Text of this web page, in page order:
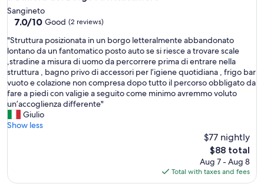
Sangineto
7.0
of
10,
Good,
(2
reviews)
7.0/10 Good (2 reviews)
"
S
r
u
t
t
u
r
i
"Struttura posizionata in un borgo letteralmente abbandonato
lontano da un fantomatico posto auto se si riesce a trovare scale
,stradine a misura di uomo da percorrere prima di entrare nella
struttura , bagno privo di accessori per l’igiene quotidiana , frigo bar
vuoto e colazione non compresa dopo tutto il percorso obbligato da
fare a piedi con valigie a seguito come minimo avremmo voluto
un’accoglienza differente"
Giulio
Show less
$77 nightly
The
price
is
$88
$88 total
Aug 7 - Aug 8
Total with taxes and fees